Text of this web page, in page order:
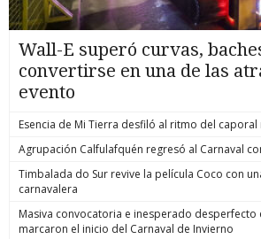
Wall-E superó curvas,
convertirse en una de las
evento
Esencia de Mi Tierra desfiló al ritmo del
Agrupación Calfulafquén regresó al Carnaval
Timbalada do Sur revive la película Coco con
carnavalera
Masiva convocatoria e inesperado desperfecto
marcaron el inicio del Carnaval de Invierno